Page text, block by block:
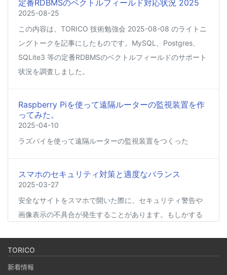
定番RDBMSのベクトルフィールド対応状況 2025
2025-08-25
この内容は、TORICO 技術勉強会 2025-08-08 のライトニ
ングトークを記事にしたものです。MySQL、Postgres、
SQLite3 等の定番RDBMSのベクトルフィールドのサポート
状況を調査しました。
Raspberry Piを使って遠隔ルーターの監視装置を作
ってみた。
2025-04-10
ラズパイを使って遠隔ルーターの監視装置をつくった
スマホのセキュリティ対策と適度なバランス
2025-03-27
安全なサイトをスマホで開いた際に、セキュリティ警告や
画像表示の不具合が発生することがあります。もしかする
ィ対策とその影響について簡単にご紹介します。
TORICO
新着情報